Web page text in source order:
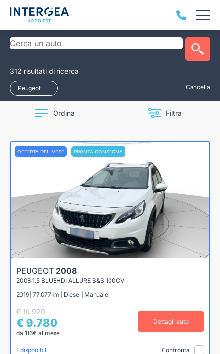
312 risultati di ricerca
Peugeot Cancella
Ordina Filtra
OFFERTA DEL MESE PRONTA CONSEGNA
PEUGEOT 2008
2008 1.5 BLUEHDI ALLURE S&S 100CV
2019 | 77.077km | Diesel | Manuale
€ 10.920
€ 9.780
da 116€ al mese
Dettagli auto
1 disponibili Confronta